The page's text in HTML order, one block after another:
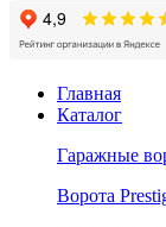
Главная
Каталог
Гаражные
Ворота